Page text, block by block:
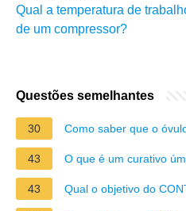
Qual a temperatura de
de um compressor?
Questões semelhantes
30 Como saber que o
43 O que é um curativo
43 Qual o objetivo do